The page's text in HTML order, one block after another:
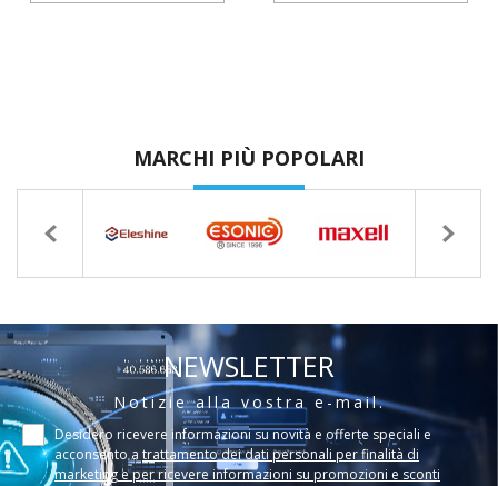
MARCHI PIÙ POPOLARI
NEWSLETTER
Notizie alla vostra e-mail.
Desidero ricevere informazioni su novità e offerte speciali e
acconsento a trattamento dei dati personali per finalità di
marketing e per ricevere informazioni su promozioni e sconti